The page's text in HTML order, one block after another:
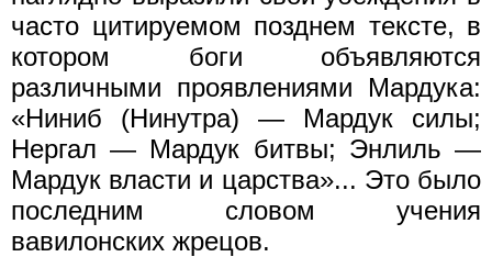
часто цитируемом позднем тексте, в
котором боги объявляются
различными проявлениями Мардука:
«Ниниб (Нинутра) — Мардук силы;
Нергал — Мардук битвы; Энлиль —
Мардук власти и царства»... Это было
последним словом учения
вавилонских жрецов.